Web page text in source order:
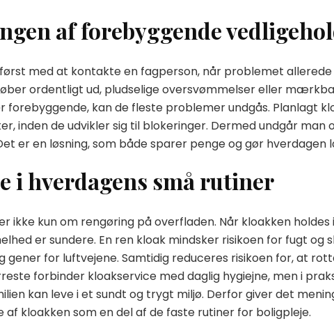
af forebyggende
med at kontakte en fagperson, når problemet
ordentligt ud, pludselige oversvømmelser eller
forebyggende, kan de fleste problemer undgås. Planlagt
inden de udvikler sig til blokeringer. Dermed undgår man
er en løsning, som både sparer penge og gør hverdagen
i hverdagens små rutiner
ikke kun om rengøring på overfladen. Når kloakken
er sundere. En ren kloak mindsker risikoen for fugt og
gener for luftvejene. Samtidig reduceres risikoen for, at
forbinder kloakservice med daglig hygiejne, men i
kan leve i et sundt og trygt miljø. Derfor giver det
af kloakken som en del af de faste rutiner for boligpleje.